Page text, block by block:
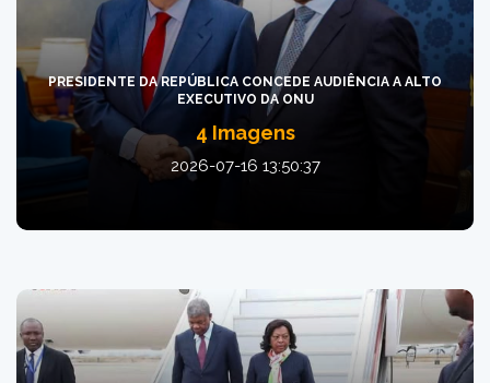
PRESIDENTE DA REPÚBLICA CONCEDE AUDIÊNCIA A ALTO
EXECUTIVO DA ONU
4 Imagens
2026-07-16 13:50:37